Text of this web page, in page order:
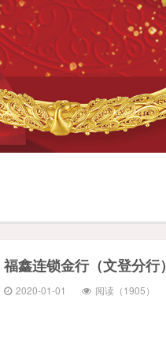
福鑫连锁金行（文登分行）
2020-01-01 阅读（1905）